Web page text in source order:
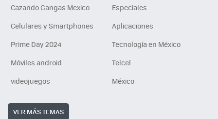
Cazando Gangas Mexico
Especiales
Celulares y Smartphones
Aplicaciones
Prime Day 2024
Tecnología en México
Móviles android
Telcel
videojuegos
México
VER MÁS TEMAS